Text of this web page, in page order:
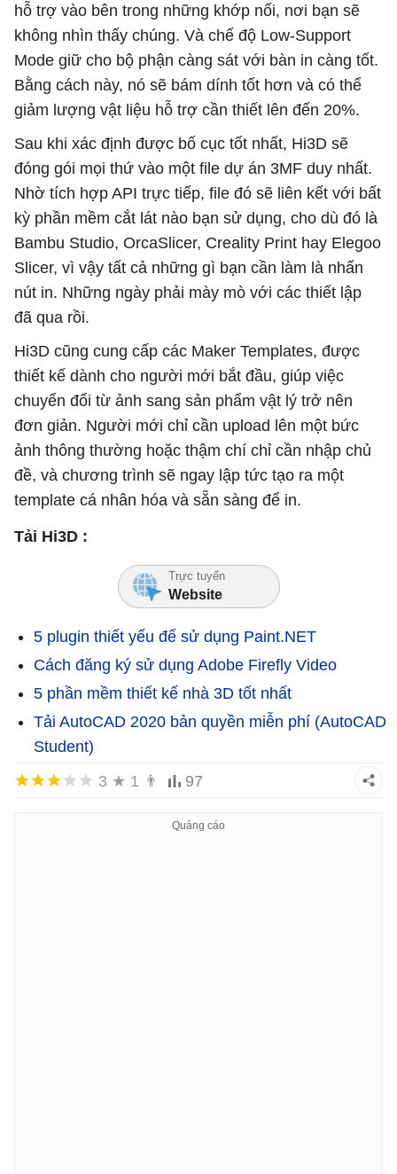
hỗ trợ vào bên trong những khớp nối, nơi bạn sẽ
không nhìn thấy chúng. Và chế độ Low-Support
Mode giữ cho bộ phận càng sát với bàn in càng tốt.
Bằng cách này, nó sẽ bám dính tốt hơn và có thể
giảm lượng vật liệu hỗ trợ cần thiết lên đến 20%.
Sau khi xác định được bố cục tốt nhất, Hi3D sẽ
đóng gói mọi thứ vào một file dự án 3MF duy nhất.
Nhờ tích hợp API trực tiếp, file đó sẽ liên kết với bất
kỳ phần mềm cắt lát nào bạn sử dụng, cho dù đó là
Bambu Studio, OrcaSlicer, Creality Print hay Elegoo
Slicer, vì vậy tất cả những gì bạn cần làm là nhấn
nút in. Những ngày phải mày mò với các thiết lập
đã qua rồi.
Hi3D cũng cung cấp các Maker Templates, được
thiết kế dành cho người mới bắt đầu, giúp việc
chuyển đổi từ ảnh sang sản phẩm vật lý trở nên
đơn giản. Người mới chỉ cần upload lên một bức
ảnh thông thường hoặc thậm chí chỉ cần nhập chủ
đề, và chương trình sẽ ngay lập tức tạo ra một
template cá nhân hóa và sẵn sàng để in.
Tải Hi3D :
Trực tuyến
Website
5 plugin thiết yếu để sử dụng Paint.NET
Cách đăng ký sử dụng Adobe Firefly Video
5 phần mềm thiết kế nhà 3D tốt nhất
Tải AutoCAD 2020 bản quyền miễn phí (AutoCAD
Student)
3 ★ 1 👨 97